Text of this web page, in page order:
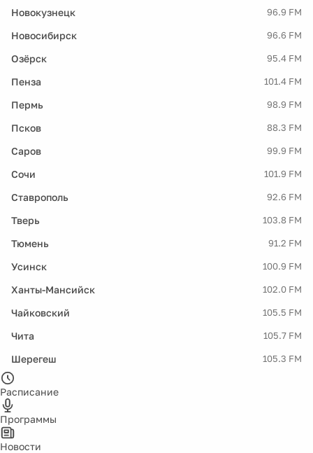
Новокузнецк 96.9 FM
Новосибирск 96.6 FM
Озёрск 95.4 FM
Пенза 101.4 FM
Пермь 98.9 FM
Псков 88.3 FM
Саров 99.9 FM
Сочи 101.9 FM
Ставрополь 92.6 FM
Тверь 103.8 FM
Тюмень 91.2 FM
Усинск 100.9 FM
Ханты-Мансийск 102.0 FM
Чайковский 105.5 FM
Чита 105.7 FM
Шерегеш 105.3 FM
Расписание
Программы
Новости